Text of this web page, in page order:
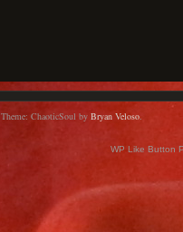
Theme: ChaoticSoul by Bryan Veloso.
WP Like Button